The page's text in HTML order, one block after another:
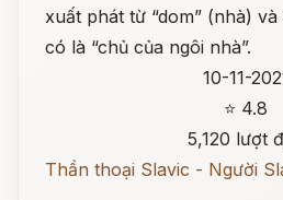
xuất phát từ “dom” (nhà)
có là “chủ của ngôi nhà”.
10-11-
⭐ 4.8
5,120 lượt
Thần thoại Slavic - Người